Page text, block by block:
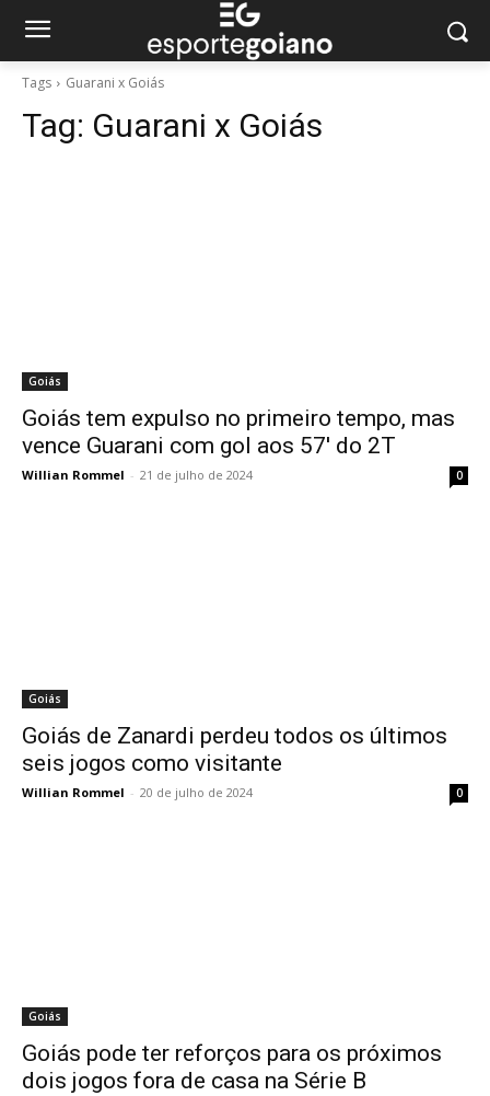
Tags Guarani x Goiás
Tag: Guarani x Goiás
Goiás
Goiás tem expulso no primeiro tempo, mas
vence Guarani com gol aos 57′ do 2T
Willian Rommel - 21 de julho de 2024 0
Goiás
Goiás de Zanardi perdeu todos os últimos
seis jogos como visitante
Willian Rommel - 20 de julho de 2024 0
Goiás
Goiás pode ter reforços para os próximos
dois jogos fora de casa na Série B